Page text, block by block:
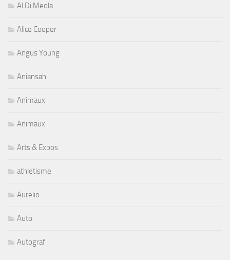
Al Di Meola
Alice Cooper
Angus Young
Aniansah
Animaux
Animaux
Arts & Expos
athletisme
Aurelio
Auto
Autograf